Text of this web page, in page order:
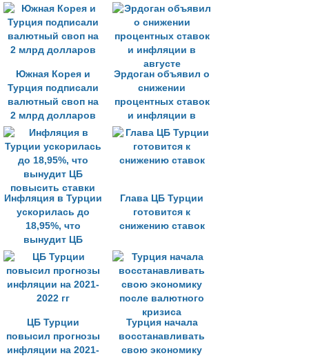
Южная Корея и
Турция подписали
валютный своп на
2 млрд долларов
Эрдоган объявил о
снижении
процентных ставок
и инфляции в
августе
Инфляция в Турции
ускорилась до
18,95%, что
вынудит ЦБ
повысить ставки
Глава ЦБ Турции
готовится к
снижению ставок
ЦБ Турции
повысил прогнозы
инфляции на 2021-
Турция начала
восстанавливать
свою экономику